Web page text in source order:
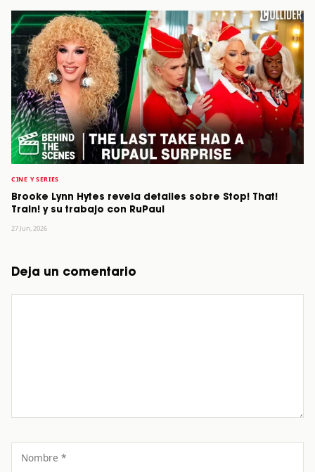
CINE Y SERIES
Brooke Lynn Hytes revela detalles sobre Stop! That!
Train! y su trabajo con RuPaul
27 Jun, 2026
Deja un comentario
Comentario
Nombre